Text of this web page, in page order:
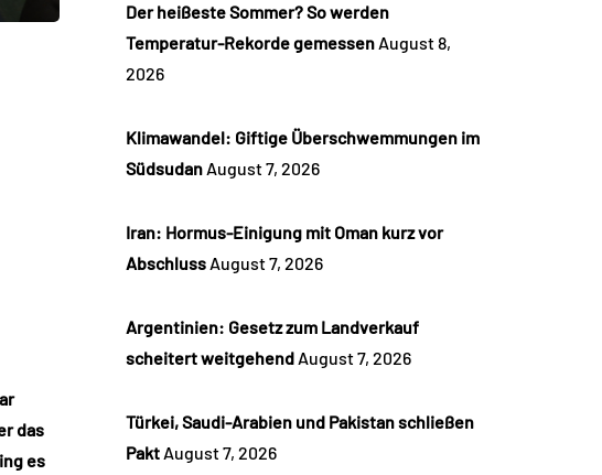
das
es
Der heißeste Sommer? So werden
Temperatur-Rekorde gemessen August 8,
2026
Klimawandel: Giftige Überschwemmungen im
Südsudan August 7, 2026
Iran: Hormus-Einigung mit Oman kurz vor
Abschluss August 7, 2026
Argentinien: Gesetz zum Landverkauf
scheitert weitgehend August 7, 2026
Türkei, Saudi-Arabien und Pakistan schließen
Pakt August 7, 2026